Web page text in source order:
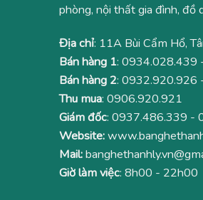
phòng, nội thất gia đình, đồ
Địa chỉ: 11A Bùi Cẩm Hổ,
Bán hàng 1: 0934.028.439
Bán hàng 2: 0932.920.926
Thu mua: 0906.920.921
Giám đốc: 0937.486.339 -
Website:
Mail:
Giờ làm việc: 8h00 - 22h00